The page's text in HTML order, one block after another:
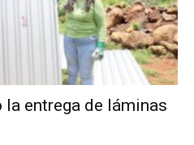
entrega de láminas